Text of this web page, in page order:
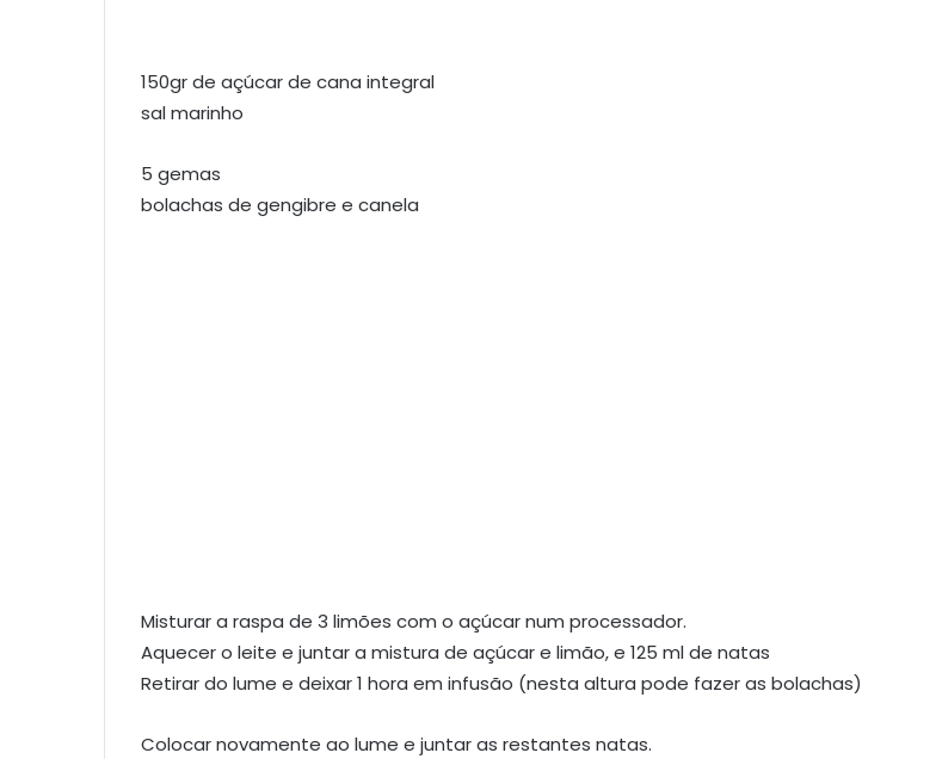
150gr de açúcar de cana integral
sal marinho
5 gemas
bolachas de gengibre e canela
Misturar a raspa de 3 limões com o açúcar num processador.
Aquecer o leite e juntar a mistura de açúcar e limão, e 125 ml de natas
Retirar do lume e deixar 1 hora em infusão (nesta altura pode fazer as bolachas)
Colocar novamente ao lume e juntar as restantes natas.